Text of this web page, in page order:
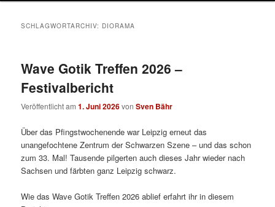
SCHLAGWORTARCHIV: DIORAMA
Wave Gotik Treffen 2026 –
Festivalbericht
Veröffentlicht am1. Juni 2026vonSven Bähr
Über das Pfingstwochenende war Leipzig erneut das
unangefochtene Zentrum der Schwarzen Szene – und das schon
zum 33. Mal! Tausende pilgerten auch dieses Jahr wieder nach
Sachsen und färbten ganz Leipzig schwarz.
Wie das Wave Gotik Treffen 2026 ablief erfahrt ihr in diesem